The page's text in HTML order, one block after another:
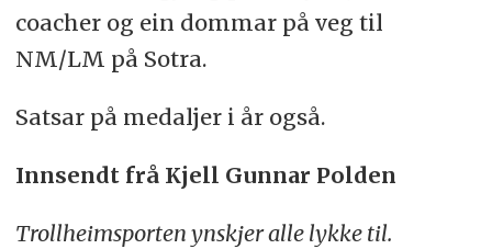
coacher og ein dommar på veg til
NM/LM på Sotra.
Satsar på medaljer i år også.
Innsendt frå Kjell Gunnar Polden
Trollheimsporten ynskjer alle lykke til.